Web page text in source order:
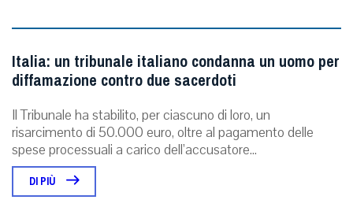
Italia: un tribunale italiano condanna un uomo per
diffamazione contro due sacerdoti
Il Tribunale ha stabilito, per ciascuno di loro, un
risarcimento di 50.000 euro, oltre al pagamento delle
spese processuali a carico dell’accusatore...
DI PIÙ